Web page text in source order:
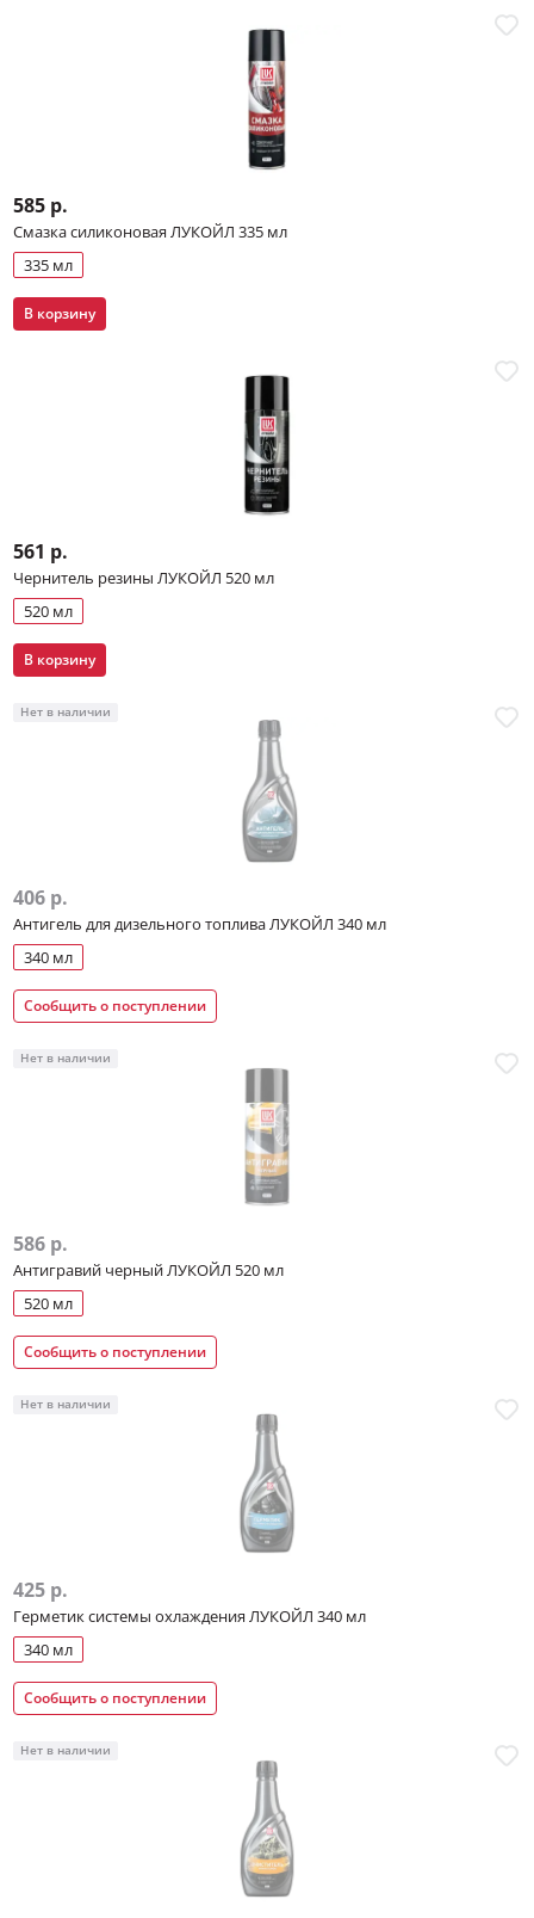
585 р.
Смазка силиконовая ЛУКОЙЛ 335 мл
335 мл
В корзину
561 р.
Чернитель резины ЛУКОЙЛ 520 мл
520 мл
В корзину
Нет в наличии
406 р.
Антигель для дизельного топлива ЛУКОЙЛ 340 мл
340 мл
Сообщить о поступлении
Нет в наличии
586 р.
Антигравий черный ЛУКОЙЛ 520 мл
520 мл
Сообщить о поступлении
Нет в наличии
425 р.
Герметик системы охлаждения ЛУКОЙЛ 340 мл
340 мл
Сообщить о поступлении
Нет в наличии